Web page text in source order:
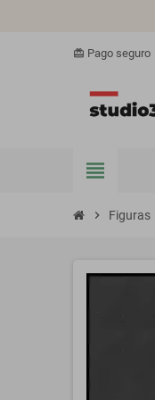
card_giftcard Pago seguro
view_headline
chevron_right Figuras